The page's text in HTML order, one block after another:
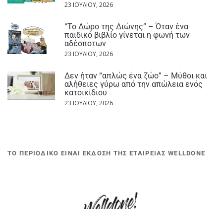
23 ΙΟΥΛΊΟΥ, 2026
“Το Δώρο της Διώνης” – Όταν ένα
παιδικό βιβλίο γίνεται η φωνή των
αδέσποτων
23 ΙΟΥΛΊΟΥ, 2026
Δεν ήταν “απλώς ένα ζώο” – Μύθοι και
αλήθειες γύρω από την απώλεια ενός
κατοικίδιου
23 ΙΟΥΛΊΟΥ, 2026
ΤΟ ΠΕΡΙΟΔΙΚΟ ΕΙΝΑΙ ΕΚΔΟΣΗ ΤΗΣ ΕΤΑΙΡΕΙΑΣ WELLDONE